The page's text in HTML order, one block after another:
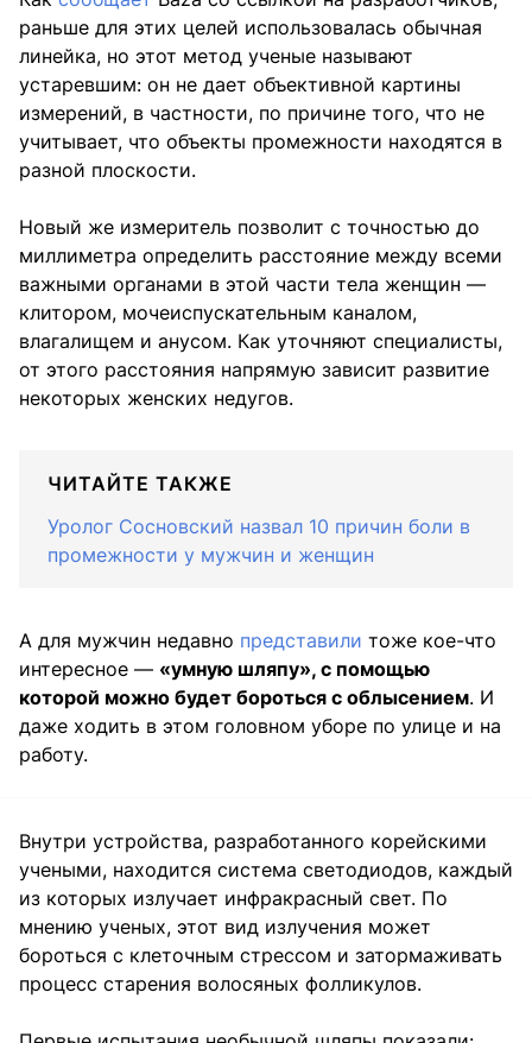
раньше для этих целей использовалась обычная
линейка, но этот метод ученые называют
устаревшим: он не дает объективной картины
измерений, в частности, по причине того, что не
учитывает, что объекты промежности находятся в
разной плоскости.
Новый же измеритель позволит с точностью до
миллиметра определить расстояние между всеми
важными органами в этой части тела женщин —
клитором, мочеиспускательным каналом,
влагалищем и анусом. Как уточняют специалисты,
от этого расстояния напрямую зависит развитие
некоторых женских недугов.
ЧИТАЙТЕ ТАКЖЕ
Уролог Сосновский назвал 10 причин боли в
промежности у мужчин и женщин
А для мужчин недавно представили тоже кое-что
интересное — «умную шляпу», с помощью
которой можно будет бороться с облысением. И
даже ходить в этом головном уборе по улице и на
работу.
Внутри устройства, разработанного корейскими
учеными, находится система светодиодов, каждый
из которых излучает инфракрасный свет. По
мнению ученых, этот вид излучения может
бороться с клеточным стрессом и затормаживать
процесс старения волосяных фолликулов.